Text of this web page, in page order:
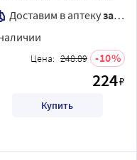
Доставим в аптекузавтра
Цена: 248.89 10
224₽
Купить